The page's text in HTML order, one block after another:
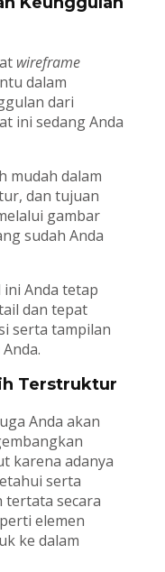
wireframe
dalam
dari
ini sedang Anda
mudah dalam
dan tujuan
gambar
sudah Anda
ini Anda tetap
dan tepat
serta tampilan
Terstruktur
Anda akan
karena adanya
serta
tertata secara
elemen
ke dalam